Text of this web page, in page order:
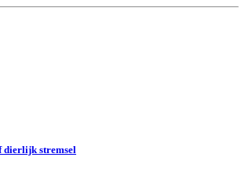
dierlijk stremsel